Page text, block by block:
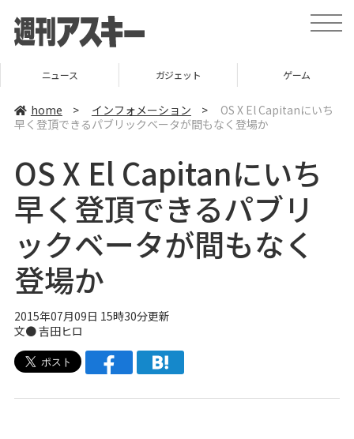
t
o
v
ニュース ガジェット ゲーム
home > インフォメーション >
OS X El Capitanにいち
早く登頂できるパブリックベータが間もなく登場か
OS X El Capitanにいち
早く登頂できるパブリ
ックベータが間もなく
登場か
2015年07月09日 15時30分更新
文●吉田ヒロ